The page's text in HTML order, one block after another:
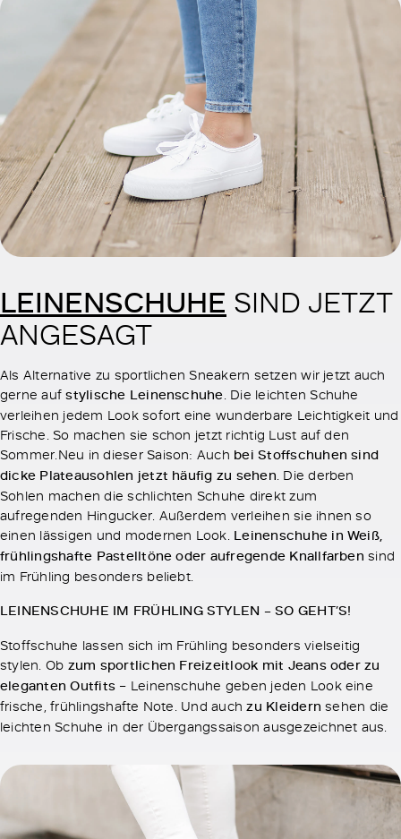
LEINENSCHUHE SIND JETZT
ANGESAGT
Als Alternative zu sportlichen Sneakern setzen wir jetzt auch
gerne aufstylische Leinenschuhe . Die leichten Schuhe
verleihen jedem Look sofort eine wunderbare Leichtigkeit und
Frische. So machen sie schon jetzt richtig Lust auf den
Sommer.Neu in dieser Saison: Auch bei Stoffschuhen sind
dicke Plateausohlen jetzt häufig zu sehen . Die derben
Sohlen machen die schlichten Schuhe direkt zum
aufregenden Hingucker. Außerdem verleihen sie ihnen so
einen lässigen und modernen Look. Leinenschuhe in Weiß,
frühlingshafte Pastelltöne oder aufregende Knallfarben sind
im Frühling besonders beliebt.
LEINENSCHUHE IM FRÜHLING STYLEN – SO GEHT’S!
Stoffschuhe lassen sich im Frühling besonders vielseitig
stylen. Ob zum sportlichen Freizeitlook mit Jeans oder zu
eleganten Outfits – Leinenschuhe geben jeden Look eine
frische, frühlingshafte Note. Und auchzu Kleidern sehen die
leichten Schuhe in der Übergangssaison ausgezeichnet aus.